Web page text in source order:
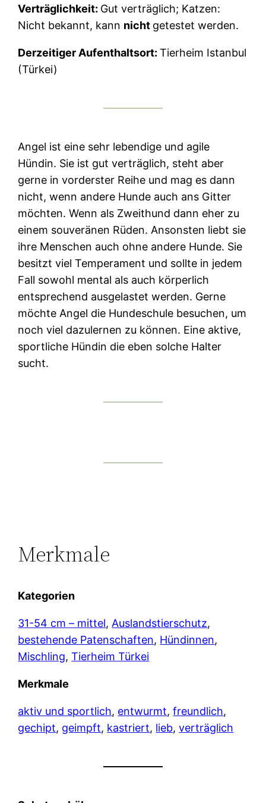
Verträglichkeit: Gut verträglich; Katzen:
Nicht bekannt, kann nicht getestet werden.
Derzeitiger Aufenthaltsort:Tierheim Istanbul
(Türkei)
Angel ist eine sehr lebendige und agile
Hündin. Sie ist gut verträglich, steht aber
gerne in vorderster Reihe und mag es dann
nicht, wenn andere Hunde auch ans Gitter
möchten. Wenn als Zweithund dann eher zu
einem souveränen Rüden. Ansonsten liebt sie
ihre Menschen auch ohne andere Hunde. Sie
besitzt viel Temperament und sollte in jedem
Fall sowohl mental als auch körperlich
entsprechend ausgelastet werden. Gerne
möchte Angel die Hundeschule besuchen, um
noch viel dazulernen zu können. Eine aktive,
sportliche Hündin die eben solche Halter
sucht.
Merkmale
Kategorien
31-54 cm – mittel, Auslandstierschutz
bestehende Patenschaften, Hündinnen
Mischling, Tierheim Türkei
Merkmale
aktiv und sportlich, entwurmt, freundlich
gechipt, geimpft, kastriert, lieb, verträglich